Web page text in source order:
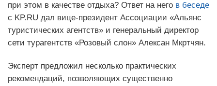
при этом в качестве отдыха? Ответ на него в беседе
с KP.RU дал вице-президент Ассоциации «Альянс
туристических агентств» и генеральный директор
сети турагентств «Розовый слон» Алексан Мкртчян.
Эксперт предложил несколько практических
рекомендаций, позволяющих существенно